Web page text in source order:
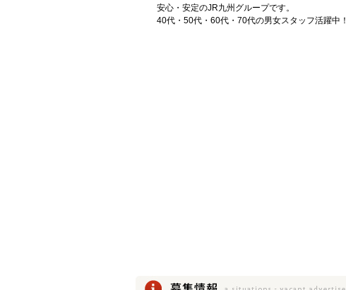
安心・安定のJR九州グループです。
40代・50代・60代・70代の男女スタッフ活躍中！